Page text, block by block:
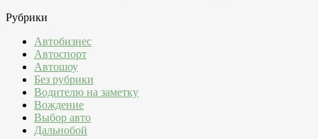
Рубрики
Автобизнес
Автоспорт
Автошоу
Без рубрики
Водителю на заметку
Вождение
Выбор авто
Дальнобой